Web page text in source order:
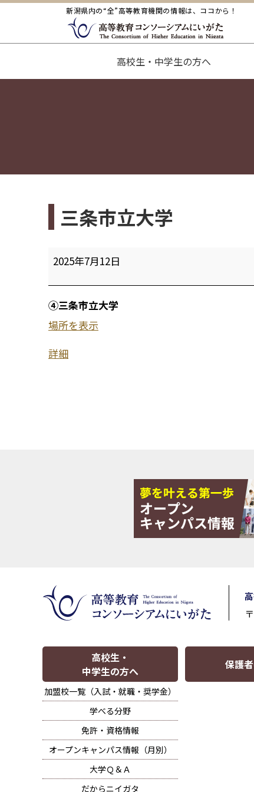
新潟県内の“全”高等教育機関の情報は、ココから！
高校生・中学生の方へ
三条市立大学
三
市
立
学
2025年7月12日
④三条市立大学
場所を表示
詳細
高校生・
中学生の方へ
加盟校一覧（入試・就職・奨学金）
学べる分野
免許・資格情報
オープンキャンパス情報（月別）
大学Ｑ＆Ａ
だからニイガタ
保護